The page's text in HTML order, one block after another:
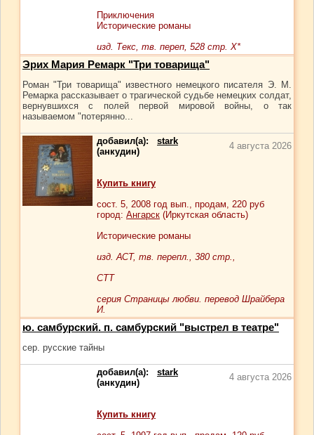
Приключения
Исторические романы
изд. Текс, тв. переп, 528 стр. Х*
Эрих Мария Ремарк "Три товарища"
Роман "Три товарища" известного немецкого писателя Э. М.
Ремарка рассказывает о трагической судьбе немецких солдат,
вернувшихся с полей первой мировой войны, о так
называемом "потерянно...
добавил(а): stark
(анкудин)
4 августа 2026
Купить книгу
сост. 5, 2008 год вып., продам, 220 руб
город: Ангарск (Иркутская область)
Исторические романы
изд. АСТ, тв. перепл., 380 стр.,
СТТ
серия Страницы любви. перевод Шрайбера
И.
ю. самбурский. п. самбурский "выстрел в театре"
сер. русские тайны
добавил(а): stark
(анкудин)
4 августа 2026
Купить книгу